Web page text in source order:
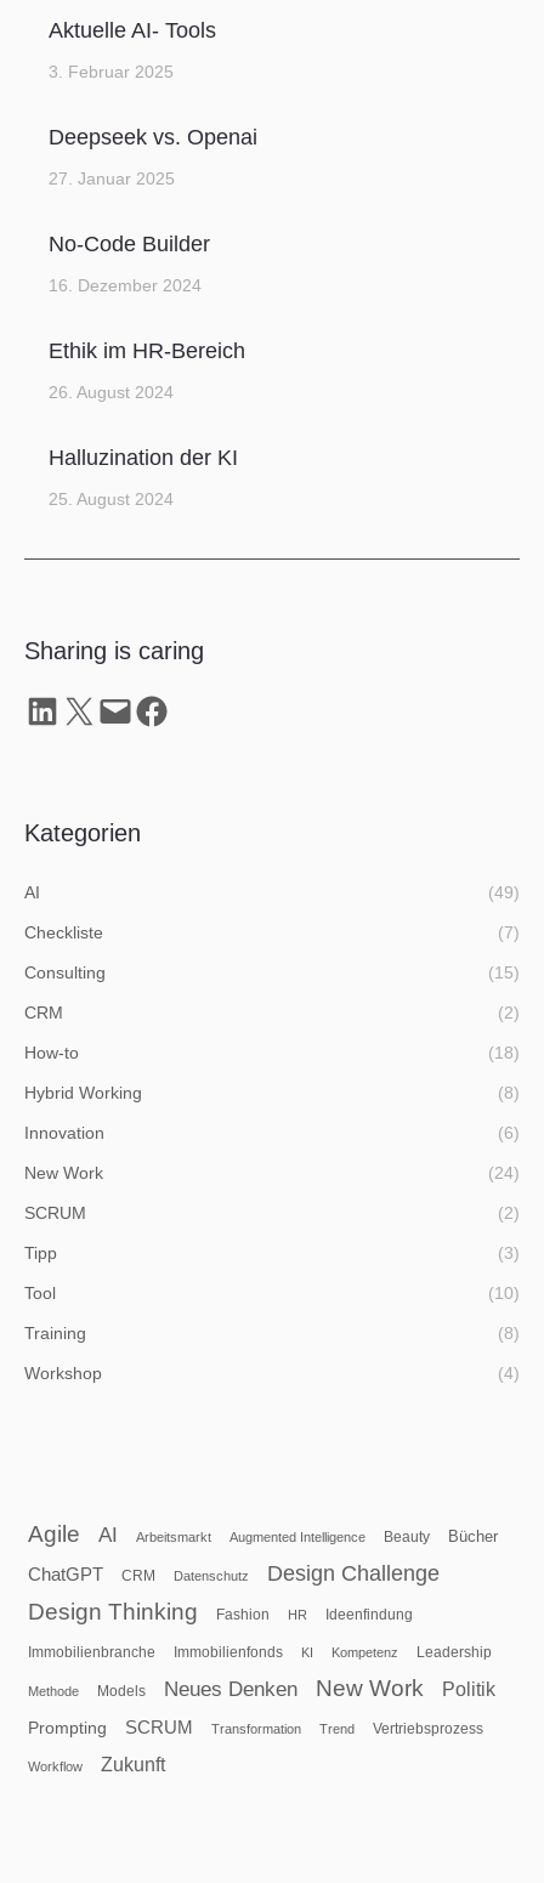
Aktuelle AI- Tools
3. Februar 2025
Deepseek vs. Openai
27. Januar 2025
No-Code Builder
16. Dezember 2024
Ethik im HR-Bereich
26. August 2024
Halluzination der KI
25. August 2024
Sharing is caring
Share on LinkedIn
Share on X Email this PageShare on Facebook
Kategorien
AI (49)
Checkliste (7)
Consulting (15)
CRM (2)
How-to (18)
Hybrid Working (8)
Innovation (6)
New Work (24)
SCRUM (2)
Tipp (3)
Tool (10)
Training (8)
Workshop (4)
Agile AI Arbeitsmarkt Augmented Intelligence Beauty Bücher
ChatGPT CRM Datenschutz
Design Challenge
Design Thinking
Fashion HR Ideenfindung
Immobilienbranche Immobilienfonds KI Kompetenz Leadership
Methode Models Neues Denken New Work Politik
Prompting SCRUM Transformation Trend Vertriebsprozess
Workflow Zukunft